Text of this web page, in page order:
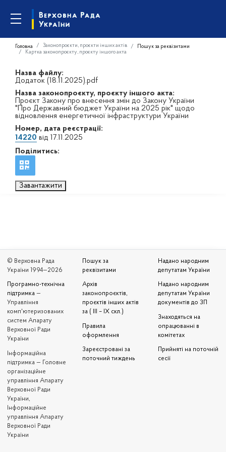
Головна Законопроєкти, проєкти інших актів
Пошук за реквізитами
Картка законопроєкту, проєкту іншого акта
Назва файлу:
Додаток (18.11.2025).pdf
Назва законопроєкту, проєкту іншого акта:
Проєкт Закону про внесення змін до Закону України
"Про Державний бюджет України на 2025 рік" щодо
відновлення енергетичної інфраструктури України
Номер, дата реєстрації:
14220 від 17.11.2025
Поділитись:
Завантажити
© Верховна Рада
України 1994—2026
Програмно-технічна
підтримка —
Управління
комп'ютеризованих
систем Апарату
Верховної Ради
України
Iнформаційна
підтримка — Головне
організаційне
управління Апарату
Верховної Ради
України,
Інформаційне
управління Апарату
Верховної Ради
України
Пошук за
реквізитами
Архів
законопроєктів,
проєктів інших актів
за ( III – IX скл.)
Правила
оформлення
Зареєстровані за
поточний тиждень
Надано народним
депутатам України
Надано народним
депутатам України
документів до ЗП
Знаходяться на
опрацюванні в
комітетах
Прийняті на поточній
сесії